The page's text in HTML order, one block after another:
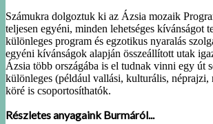
Számukra dolgoztuk ki az Ázsia mozaik
teljesen egyéni, minden lehetséges kívánságot
különleges program és egzotikus nyaralás
egyéni kívánságok alapján összeállított utak
Ázsia több országába is el tudnak vinni egy út
különleges (például vallási, kulturális, néprajzi,
köré is csoportosíthatók.
Részletes anyagaink Burmáról...